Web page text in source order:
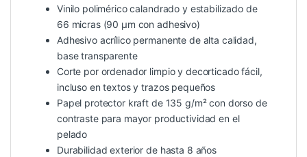
Vinilo polimérico calandrado y estabilizado de
66 micras (90 µm con adhesivo)
Adhesivo acrílico permanente de alta calidad,
base transparente
Corte por ordenador limpio y decorticado fácil,
incluso en textos y trazos pequeños
Papel protector kraft de 135 g/m² con dorso de
contraste para mayor productividad en el
pelado
Durabilidad exterior de hasta 8 años